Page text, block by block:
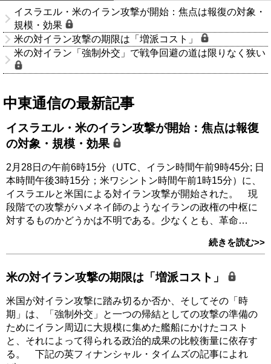
イスラエル・米のイラン攻撃が開始：焦点は報復の対象・
規模・効果
米の対イラン攻撃の期限は「増派コスト」
米の対イラン「強制外交」で戦争回避の道は限りなく狭い
中東通信の最新記事
イスラエル・米のイラン攻撃が開始：焦点は報復
の対象・規模・効果
2月28日の午前6時15分（UTC、イラン時間午前9時45分; 日
本時間午後3時15分；米ワシントン時間午前1時15分）に、
イスラエルと米国による対イラン攻撃が開始された。 現
段階での攻撃がハメネイ師のようなイランの政権の中枢に
対するものかどうかは不明である。少なくとも、革命…
続きを読む>>
米の対イラン攻撃の期限は「増派コスト」
米国が対イラン攻撃に踏み切るか否か、そしてその「時
期」は、「強制外交」と一つの帰結としての攻撃の準備の
ためにイラン周辺に大規模に集めた艦船にかけたコスト
と、それによって得られる政治的成果の比較衡量に依存す
る。 下記の英フィナンシャル・タイムズの記事によれ